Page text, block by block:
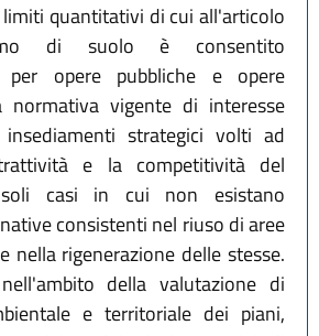
quantitativi di cui all'articolo
di suolo è consentito
per opere pubbliche e opere
normativa vigente di interesse
strategici volti ad
e la competitività del
casi in cui non esistano
consistenti nel riuso di aree
nella rigenerazione delle stesse.
della valutazione di
e territoriale dei piani,